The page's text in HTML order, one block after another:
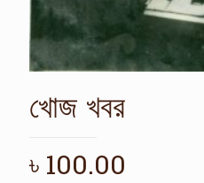
খোজ খবর
৳ 100.00